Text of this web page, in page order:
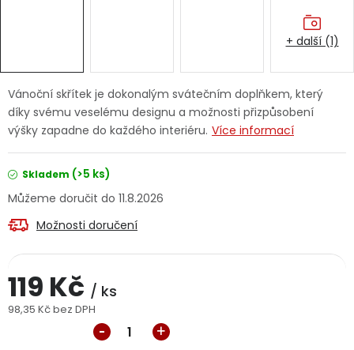
Značky
Jaký je aktuální stav mé objednávky?
Velkoobchodní spolupráce (B2B)
Doprava a platba
Vánoční skřítek je dokonalým svátečním doplňkem, který
díky svému veselému designu a možnosti přizpůsobení
výšky zapadne do každého interiéru. Více informací
Skladem (>5 ks)
11.8.2026
Možnosti doručení
119 Kč / ks
98,35 Kč bez DPH
+ další (1)